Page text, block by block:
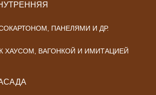
ПАНЕЛЯМИ И ДР.
ХАУСОМ, ВАГОНКОЙ И ИМИТАЦИЕЙ